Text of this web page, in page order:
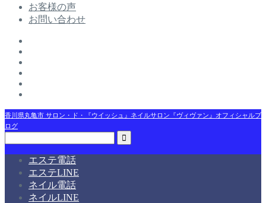
お客様の声
お問い合わせ
香川県丸亀市 サロン・ド・『ウイッシュ』ネイルサロン『ヴィヴァン』オフィシャルブ
ログ
エステ電話
エステLINE
ネイル電話
ネイルLINE